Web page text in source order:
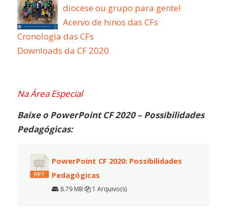
diocese ou grupo para gente!
Acervo de hinos das CFs
Cronologia das CFs
Downloads da CF 2020
Na Área Especial
Baixe o PowerPoint CF 2020 – Possibilidades
Pedagógicas:
PowerPoint CF 2020: Possibilidades
Pedagógicas
8.79 MB 1 Arquivo(s)